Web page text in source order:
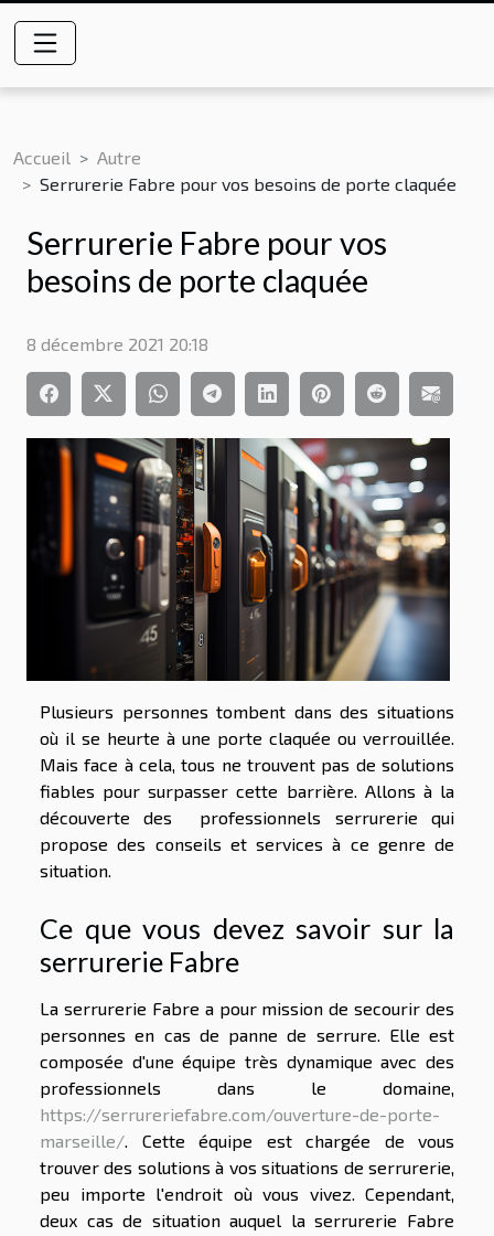
Accueil
Autre
Serrurerie Fabre pour vos besoins de porte claquée
Serrurerie Fabre pour vos
besoins de porte claquée
8 décembre 2021 20:18
Plusieurs personnes tombent dans des situations
où il se heurte à une porte claquée ou verrouillée.
Mais face à cela, tous ne trouvent pas de solutions
fiables pour surpasser cette barrière. Allons à la
découverte des professionnels serrurerie qui
propose des conseils et services à ce genre de
situation.
Ce que vous devez savoir sur la
serrurerie Fabre
La serrurerie Fabre a pour mission de secourir des
personnes en cas de panne de serrure. Elle est
composée d'une équipe très dynamique avec des
professionnels dans le domaine,
https://serrureriefabre.com/ouverture-de-porte-
marseille/. Cette équipe est chargée de vous
trouver des solutions à vos situations de serrurerie,
peu importe l'endroit où vous vivez. Cependant,
deux cas de situation auquel la serrurerie Fabre